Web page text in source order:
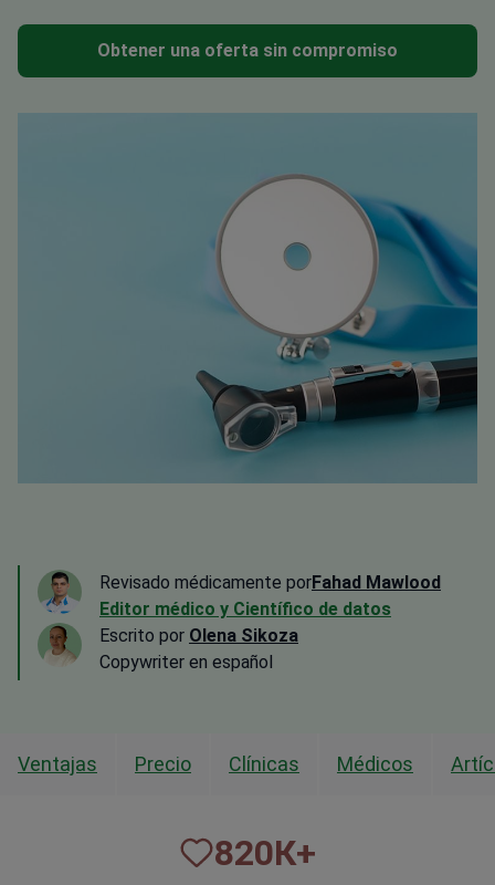
Obtener una oferta sin compromiso
Revisado médicamente porFahad Mawlood
Editor médico y Científico de datos
Escrito por Olena Sikoza
Сopywriter en español
Ventajas Precio Clínicas Médicos
820К+